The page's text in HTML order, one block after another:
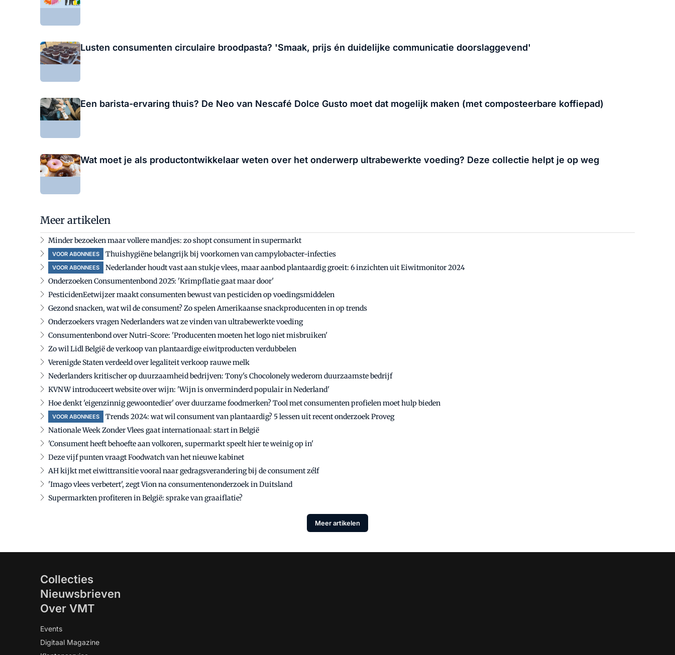
Lusten consumenten circulaire broodpasta? 'Smaak, prijs én duidelijke communicatie doorslaggevend'
Een barista-ervaring thuis? De Neo van Nescafé Dolce Gusto moet dat mogelijk maken (met composteerbare koffiepad)
Wat moet je als productontwikkelaar weten over het onderwerp ultrabewerkte voeding? Deze collectie helpt je op weg
Meer artikelen
Minder bezoeken maar vollere mandjes: zo shopt consument in supermarkt
VOOR ABONNEES Thuishygiëne belangrijk bij voorkomen van campylobacter-infecties
VOOR ABONNEES
Nederlander houdt vast aan stukje vlees, maar aanbod plantaardig groeit: 6 inzichten uit Eiwitmonitor 2024
Onderzoeken Consumentenbond 2025: 'Krimpflatie gaat maar door'
PesticidenEetwijzer maakt consumenten bewust van pesticiden op voedingsmiddelen
Gezond snacken, wat wil de consument? Zo spelen Amerikaanse snackproducenten in op trends
Onderzoekers vragen Nederlanders wat ze vinden van ultrabewerkte voeding
Consumentenbond over Nutri-Score: 'Producenten moeten het logo niet misbruiken'
Zo wil Lidl België de verkoop van plantaardige eiwitproducten verdubbelen
Verenigde Staten verdeeld over legaliteit verkoop rauwe melk
Nederlanders kritischer op duurzaamheid bedrijven: Tony's Chocolonely wederom duurzaamste bedrijf
KVNW introduceert website over wijn: 'Wijn is onverminderd populair in Nederland'
Hoe denkt 'eigenzinnig gewoontedier' over duurzame foodmerken? Tool met consumenten profielen moet hulp bieden
VOOR ABONNEES
Trends 2024: wat wil consument van plantaardig? 5 lessen uit recent onderzoek Proveg
Nationale Week Zonder Vlees gaat internationaal: start in België
'Consument heeft behoefte aan volkoren, supermarkt speelt hier te weinig op in'
Deze vijf punten vraagt Foodwatch van het nieuwe kabinet
AH kijkt met eiwittransitie vooral naar gedragsverandering bij de consument zélf
'Imago vlees verbetert', zegt Vion na consumentenonderzoek in Duitsland
Supermarkten profiteren in België: sprake van graaiflatie?
Meer artikelen
Collecties
Nieuwsbrieven
Over VMT
Events
Digitaal Magazine